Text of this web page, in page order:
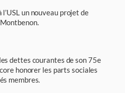
un nouveau projet de
dettes courantes de son 75e
hono­rer les parts sociales
membres.